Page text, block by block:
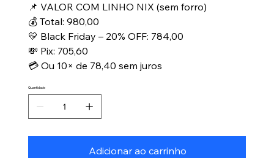
📌 VALOR COM LINHO NIX (sem forro)
💰 Total: 980,00
💛 Black Friday – 20% OFF: 784,00
💸 Pix: 705,60
💳 Ou 10× de 78,40 sem juros
Quantidade
Adicionar ao carrinho